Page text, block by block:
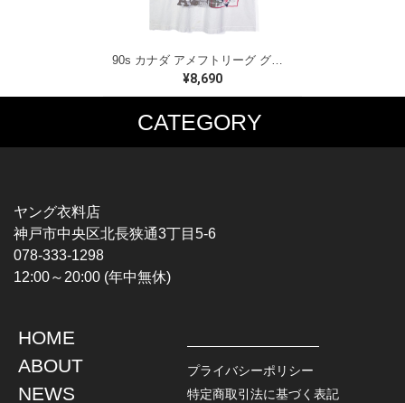
90s カナダ アメフトリーグ グレイカップ カナダ製 ヴィンテージ Tシャツ ビッグプリント シングルステッチ ホワイト WINNIPEG '91 サイズXL 古着 BZ0545
¥8,690
CATEGORY
MUSIC TEE
HARDCORE / PUNK
PROGLESSIVE ROCK
POPS
SOUL / R&B
T-SHIRTS
CHAMPION
TOPS
L / S SHIRT
S / S SHIRT
JACKET
DENIM
LEATHER
ヤング衣料店
神戸市中央区北長狭通3丁目5-6
078-333-1298
12:00～20:00 (年中無休)
HOME
ABOUT
NEWS
プライバシーポリシー
特定商取引法に基づく表記